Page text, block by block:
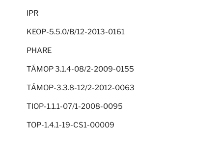
IPR
KEOP-5.5.0/B/12-2013-0161
PHARE
TÁMOP 3.1.4-08/2-2009-0155
TÁMOP-3.3.8-12/2-2012-0063
TIOP-1.1.1-07/1-2008-0095
TOP-1.4.1-19-CS1-00009